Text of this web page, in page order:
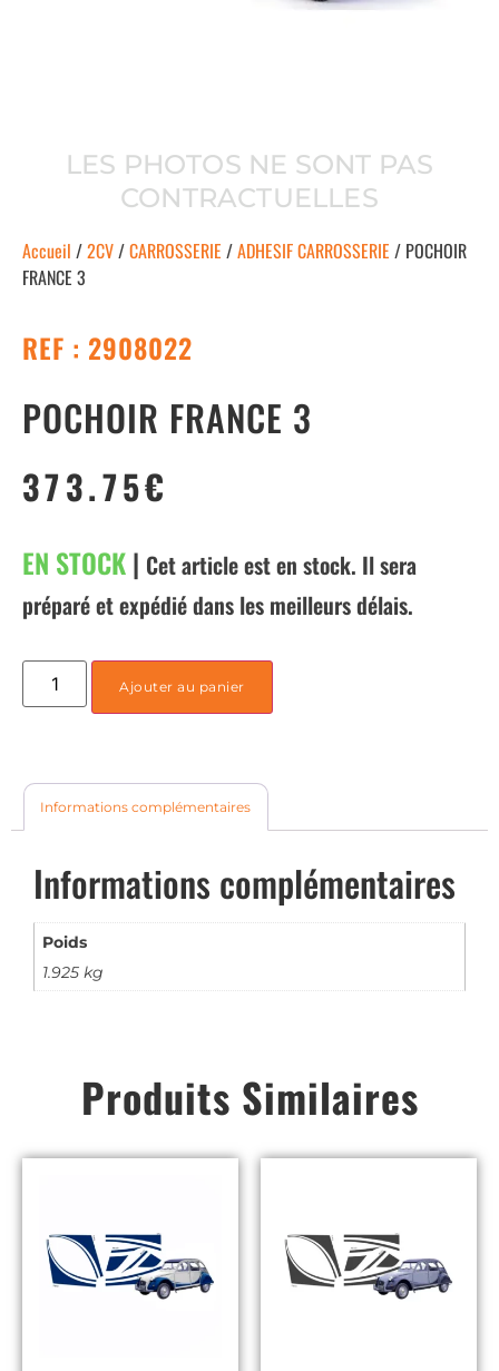
LES PHOTOS NE SONT PAS
CONTRACTUELLES
Accueil /2CV/CARROSSERIE /ADHESIF CARROSSERIE / POCHOIR
FRANCE 3
REF : 2908022
POCHOIR FRANCE 3
373.75€
EN STOCK| Cet article est en stock. Il sera
préparé et expédié dans les meilleurs délais.
Ajouter au panier
Informations complémentaires
Informations complémentaires
Poids
1.925 kg
Produits Similaires